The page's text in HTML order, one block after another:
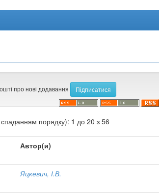
про нові додавання
порядку): 1 до 20 з 56
Автор(и)
Яцкевич, І.В.